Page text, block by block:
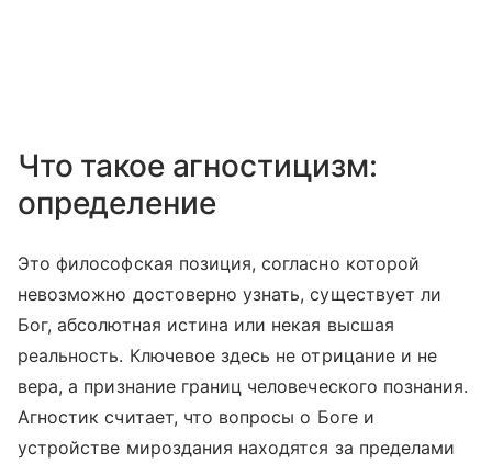
Что такое агностицизм:
определение
Это философская позиция, согласно которой
невозможно достоверно узнать, существует ли
Бог, абсолютная истина или некая высшая
реальность. Ключевое здесь не отрицание и не
вера, а признание границ человеческого познания.
Агностик считает, что вопросы о Боге и
устройстве мироздания находятся за пределами